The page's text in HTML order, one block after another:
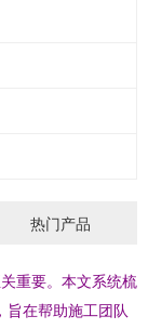
热门产品
重要。本文系统梳
旨在帮助施工团队